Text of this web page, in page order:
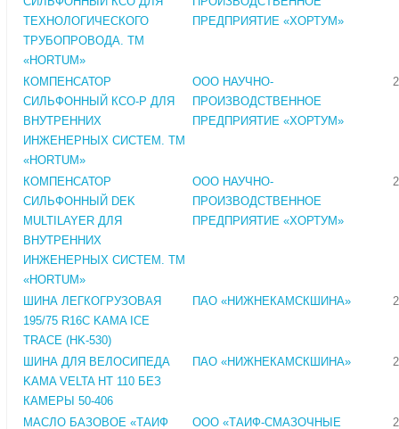
ТЕХНОЛОГИЧЕСКОГО
ТРУБОПРОВОДА. ТМ
«HORTUM»
ПРЕДПРИЯТИЕ «ХОРТУМ»
КОМПЕНСАТОР
СИЛЬФОННЫЙ КСО-Р ДЛЯ
ВНУТРЕННИХ
ИНЖЕНЕРНЫХ СИСТЕМ. ТМ
«HORTUM»
ООО НАУЧНО-
ПРОИЗВОДСТВЕННОЕ
ПРЕДПРИЯТИЕ «ХОРТУМ»
КОМПЕНСАТОР
СИЛЬФОННЫЙ DEK
MULTILAYER ДЛЯ
ВНУТРЕННИХ
ИНЖЕНЕРНЫХ СИСТЕМ. ТМ
«HORTUM»
ООО НАУЧНО-
ПРОИЗВОДСТВЕННОЕ
ПРЕДПРИЯТИЕ «ХОРТУМ»
ШИНА ЛЕГКОГРУЗОВАЯ
195/75 R16C KAMA ICE
TRACE (HK-530)
ПАО «НИЖНЕКАМСКШИНА»
ШИНА ДЛЯ ВЕЛОСИПЕДА
KAMA VELTA HT 110 БЕЗ
КАМЕРЫ 50-406
ПАО «НИЖНЕКАМСКШИНА»
МАСЛО БАЗОВОЕ «ТАИФ
ООО «ТАИФ-СМАЗОЧНЫЕ